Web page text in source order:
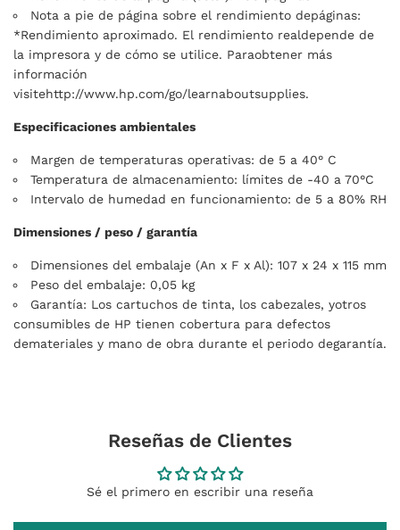
Nota a pie de página sobre el rendimiento depáginas:
*Rendimiento aproximado. El rendimiento realdepende de
la impresora y de cómo se utilice. Paraobtener más
información
visitehttp://www.hp.com/go/learnaboutsupplies.
Especificaciones ambientales
Margen de temperaturas operativas: de 5 a 40° C
Temperatura de almacenamiento: límites de -40 a 70°C
Intervalo de humedad en funcionamiento: de 5 a 80% RH
Dimensiones / peso / garantía
Dimensiones del embalaje (An x F x Al): 107 x 24 x 115 mm
Peso del embalaje: 0,05 kg
Garantía: Los cartuchos de tinta, los cabezales, yotros
consumibles de HP tienen cobertura para defectos
demateriales y mano de obra durante el periodo degarantía.
Reseñas de Clientes
Sé el primero en escribir una reseña